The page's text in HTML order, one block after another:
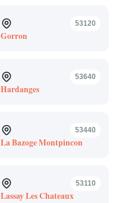
53120
Gorron
53640
Hardanges
53440
La Bazoge Montpincon
53110
Lassay Les Chateaux